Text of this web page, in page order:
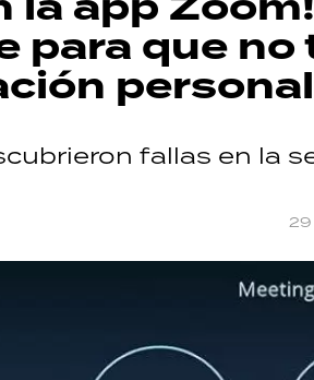
para que no
personal
fallas en la
29